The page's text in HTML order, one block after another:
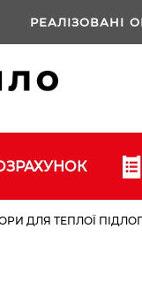
РЕАЛІЗОВАНІ
ДЛЯ ТЕПЛОЇ